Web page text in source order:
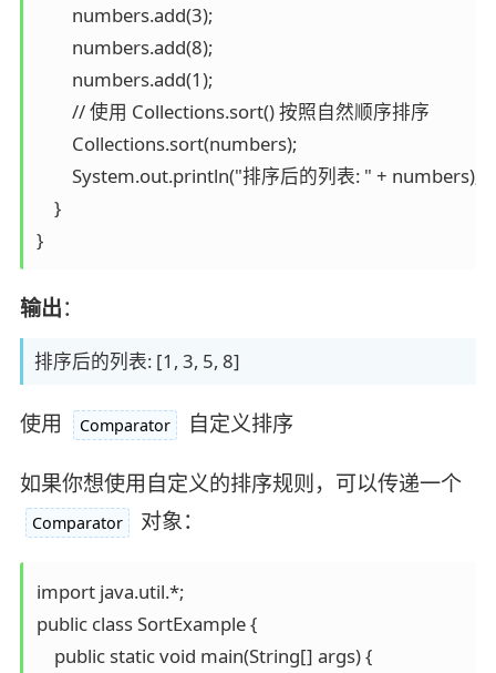
        numbers.add(3);
        numbers.add(8);
        numbers.add(1);
        // 使用 Collections.sort() 按照自然顺序排序
        Collections.sort(numbers);
        System.out.println("排序后的列表: " + numbers);
    }
}
输出：
排序后的列表: [1, 3, 5, 8]
使用 Comparator 自定义排序
如果你想使用自定义的排序规则，可以传递一个
Comparator 对象：
import java.util.*;
public class SortExample {
    public static void main(String[] args) {